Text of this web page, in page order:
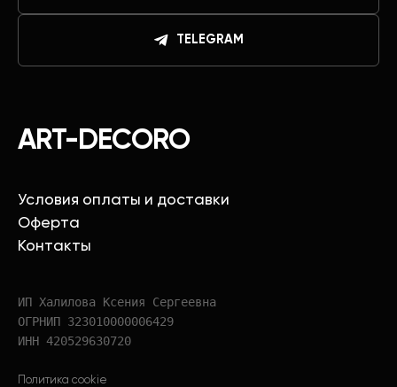
ART-DECORO
Условия оплаты и доставки
Оферта
Контакты
ИП Халилова Ксения Сергеевна
ОГРНИП 323010000006429
ИНН 420529630720
Политика cookie
TELEGRAM